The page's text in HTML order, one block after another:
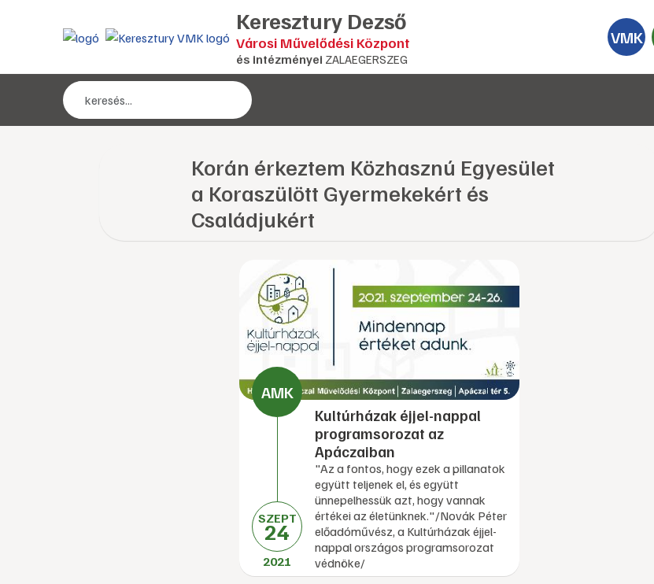
Keresztury Dezső
Városi Művelődési Központ
és intézményei ZALAEGERSZEG
VMK
Korán érkeztem Közhasznú Egyesület
a Koraszülött Gyermekekért és
Családjukért
SZEPT
24
2021
Kultúrházak éjjel-nappal
programsorozat az
Apáczaiban
"Az a fontos, hogy ezek a pillanatok
együtt teljenek el, és együtt
ünnepelhessük azt, hogy vannak
értékei az életünknek."/Novák Péter
előadóművész, a Kultúrházak éjjel-
nappal országos programsorozat
védnöke/